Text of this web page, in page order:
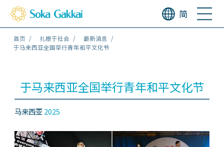
简
首页 扎根于社会
最新消息
于马来西亚全国举行青年和平文化节
于马来西亚全国举行青年和平文化节
马来西亚2025